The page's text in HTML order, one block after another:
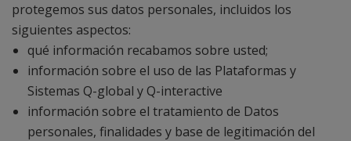
protegemos sus datos personales, incluidos los
siguientes aspectos:
qué información recabamos sobre usted;
información sobre el uso de las Plataformas y
Sistemas Q-global y Q-interactive
información sobre el tratamiento de Datos
personales, finalidades y base de legitimación del